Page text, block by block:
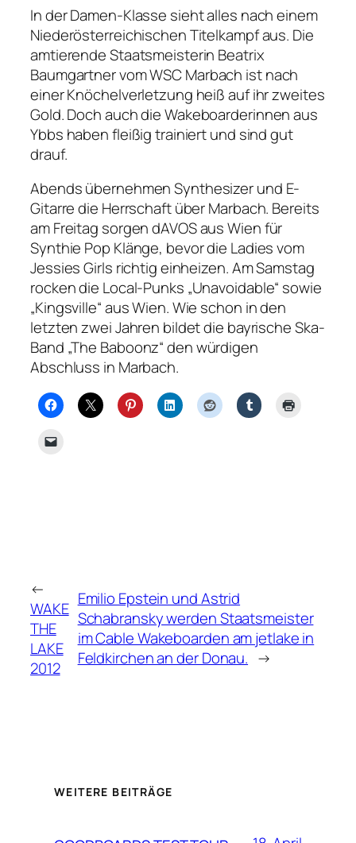
In der Damen-Klasse sieht alles nach einem
Niederösterreichischen Titelkampf aus. Die
amtierende Staatsmeisterin Beatrix
Baumgartner vom WSC Marbach ist nach
einer Knöchelverletzung heiß auf ihr zweites
Gold. Doch auch die Wakeboarderinnen aus
Ybbs haben fleißig trainiert und sind gut
drauf.
Abends übernehmen Synthesizer und E-
Gitarre die Herrschaft über Marbach. Bereits
am Freitag sorgen dAVOS aus Wien für
Synthie Pop Klänge, bevor die Ladies vom
Jessies Girls richtig einheizen. Am Samstag
rocken die Local-Punks „Unavoidable“ sowie
„Kingsville“ aus Wien. Wie schon in den
letzten zwei Jahren bildet die bayrische Ska-
Band „The Baboonz“ den würdigen
Abschluss in Marbach.
←
WAKE
THE
LAKE
2012
Emilio Epstein und Astrid
Schabransky werden Staatsmeister
im Cable Wakeboarden am jetlake in
Feldkirchen an der Donau. →
WEITERE BEITRÄGE